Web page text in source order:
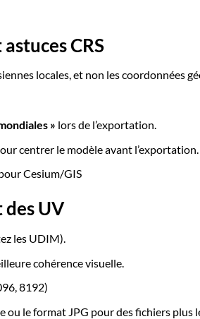
CRS
locales, et non les coordonnées
» lors de l’exportation.
centrer le modèle avant l’exportation.
Cesium/GIS
UV
les UDIM).
cohérence visuelle.
8192)
le format JPG pour des fichiers plus